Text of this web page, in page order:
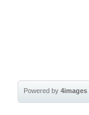
Powered by4images